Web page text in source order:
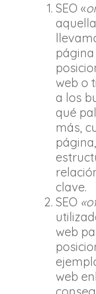
SEO «
web o
a los
qué
más,
clave.
SEO
web
web